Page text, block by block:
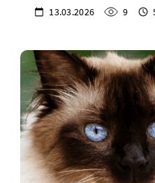
13.03.2026 9